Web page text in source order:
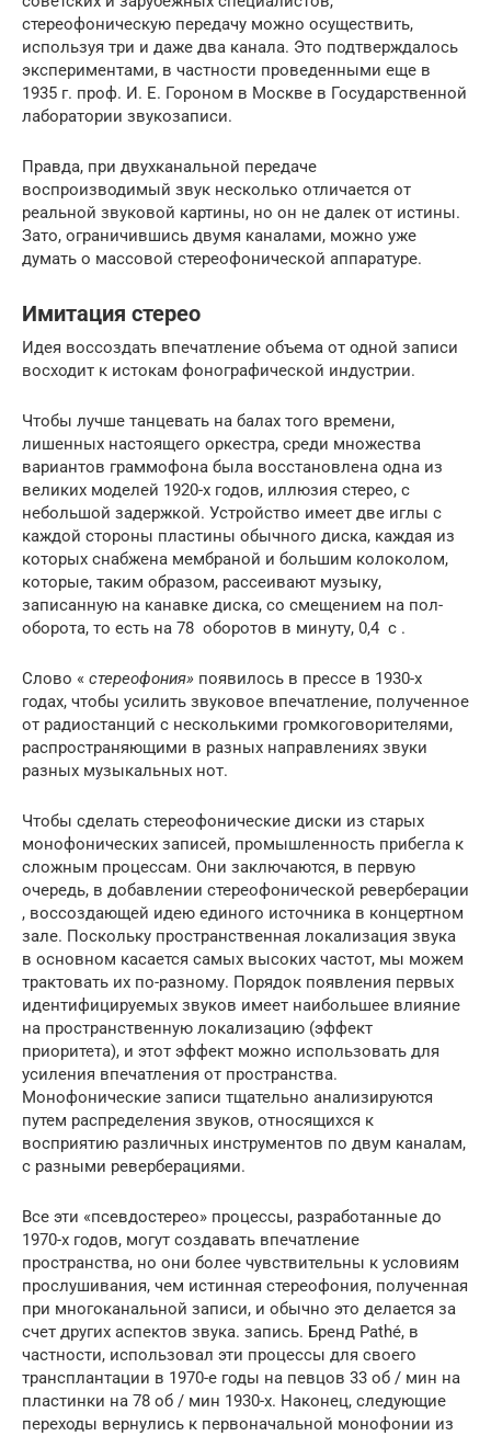
стереофоническую передачу можно осуществить,
используя три и даже два канала. Это подтверждалось
экспериментами, в частности проведенными еще в
1935 г. проф. И. Е. Гороном в Москве в Государственной
лаборатории звукозаписи.
Правда, при двухканальной передаче
воспроизводимый звук несколько отличается от
реальной звуковой картины, но он не далек от истины.
Зато, ограничившись двумя каналами, можно уже
думать о массовой стереофонической аппаратуре.
Имитация стерео
Идея воссоздать впечатление объема от одной записи
восходит к истокам фонографической индустрии.
Чтобы лучше танцевать на балах того времени,
лишенных настоящего оркестра, среди множества
вариантов граммофона была восстановлена ​​одна из
великих моделей 1920-х годов, иллюзия стерео, с
небольшой задержкой. Устройство имеет две иглы с
каждой стороны пластины обычного диска, каждая из
которых снабжена мембраной и большим колоколом,
которые, таким образом, рассеивают музыку,
записанную на канавке диска, со смещением на пол-
оборота, то есть на 78 оборотов в минуту, 0,4 с .
Слово « стереофония» появилось в прессе в 1930-х
годах, чтобы усилить звуковое впечатление, полученное
от радиостанций с несколькими громкоговорителями,
распространяющими в разных направлениях звуки
разных музыкальных нот.
Чтобы сделать стереофонические диски из старых
монофонических записей, промышленность прибегла к
сложным процессам. Они заключаются, в первую
очередь, в добавлении стереофонической реверберации
, воссоздающей идею единого источника в концертном
зале. Поскольку пространственная локализация звука
в основном касается самых высоких частот, мы можем
трактовать их по-разному. Порядок появления первых
идентифицируемых звуков имеет наибольшее влияние
на пространственную локализацию (эффект
приоритета), и этот эффект можно использовать для
усиления впечатления от пространства.
Монофонические записи тщательно анализируются
путем распределения звуков, относящихся к
восприятию различных инструментов по двум каналам,
с разными реверберациями.
Все эти «псевдостерео» процессы, разработанные до
1970-х годов, могут создавать впечатление
пространства, но они более чувствительны к условиям
прослушивания, чем истинная стереофония, полученная
при многоканальной записи, и обычно это делается за
счет других аспектов звука. запись. Бренд Pathé, в
частности, использовал эти процессы для своего
трансплантации в 1970-е годы на певцов 33 об / мин на
пластинки на 78 об / мин 1930-х. Наконец, следующие
переходы вернулись к первоначальной монофонии из